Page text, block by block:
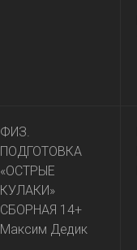
ФИЗ.
ПОДГОТОВКА
«ОСТРЫЕ
КУЛАКИ»
СБОРНАЯ 14+
Максим Дедик